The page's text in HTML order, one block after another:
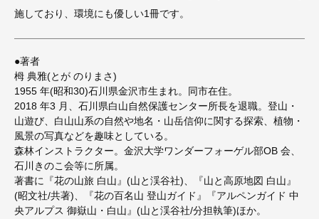
施しており、環境にも優しい1冊です。
●著者
栂 典雅(とが のりまさ)
1955 年(昭和30)石川県金沢市生まれ。同市在住。
2018 年3 月、石川県白山自然保護センター所長を退職。登山・
山遊び、白山山系の自然や地名・山岳信仰に関する探索、植物・
風景の写真などを趣味としている。
森林インストラクター。金沢大学ワンダーフォーゲル部OB 会、
石川きのこ会等に所属。
著書に『花の山旅 白山』(山と渓谷社)、『山と高原地図 白山』
(昭文社/共著)、『花の百名山 登山ガイド』『アルペンガイド 中
央アルプス 御嶽山・白山』(山と渓谷社/分担執筆)ほか。